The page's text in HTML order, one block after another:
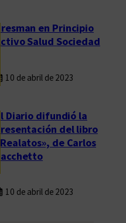
Presman en Principio
Activo Salud Sociedad
10 de abril de 2023
El Diario difundió la
presentación del libro
«Realatos», de Carlos
Sacchetto
10 de abril de 2023